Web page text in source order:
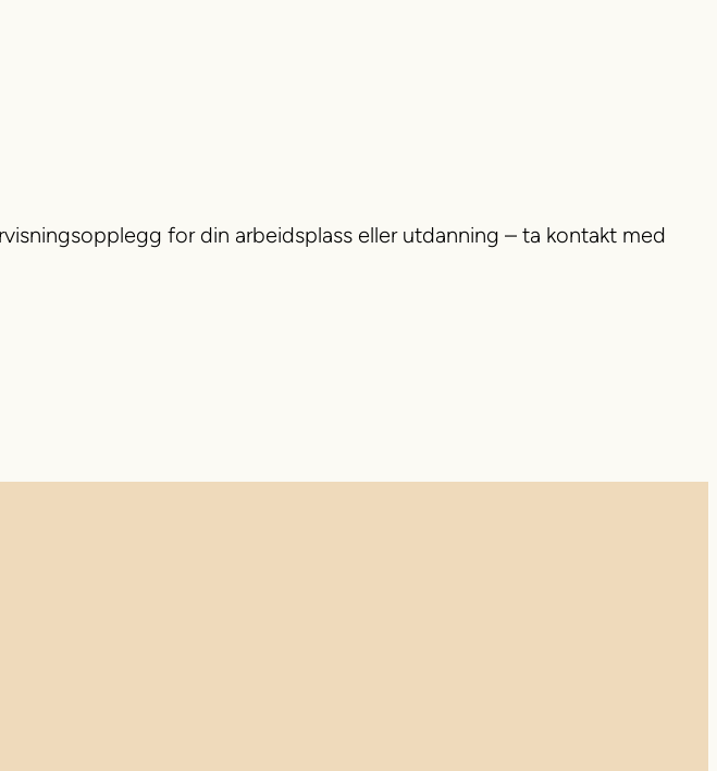
for din arbeidsplass eller utdanning – ta kontakt med